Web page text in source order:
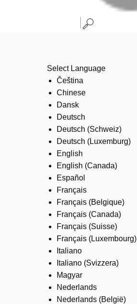
Select Language
Čeština
Chinese
Dansk
Deutsch
Deutsch (Schweiz)
Deutsch (Luxemburg)
English
English (Canada)
Español
Français
Français (Belgique)
Français (Canada)
Français (Suisse)
Français (Luxembourg)
Italiano
Italiano (Svizzera)
Magyar
Nederlands
Nederlands (België)